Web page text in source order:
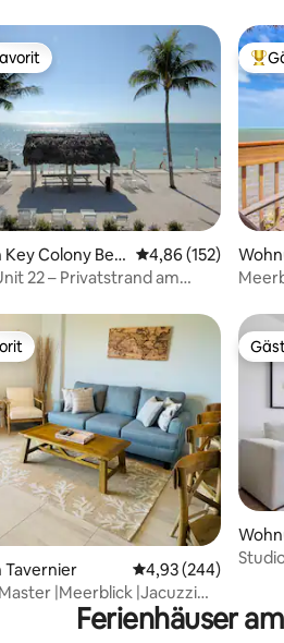
4,91 von 5, 167 Bewertungen
Favorit.
Colony Bea
Durchschnittliche
4,86 (152)
22 – Privatstrand am
4,88 von 5, 353 Bewertungen
Tavernier Durchschnittliche
4,93 (244)
|Meerblick |Jacuzzi
Ferienhäuser